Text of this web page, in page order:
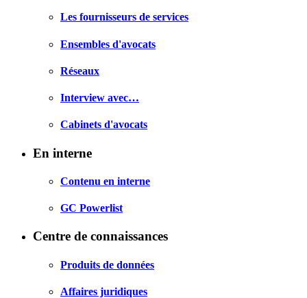
Les fournisseurs de services
Ensembles d'avocats
Réseaux
Interview avec…
Cabinets d'avocats
En interne
Contenu en interne
GC Powerlist
Centre de connaissances
Produits de données
Affaires juridiques